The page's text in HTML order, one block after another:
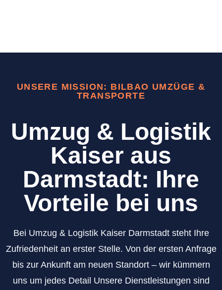
UNSERE MISSION: BILBAO UMZÜGE &
TRANSPORTE
Umzug & Logistik
Kaiser aus
Darmstadt: Ihre
Vorteile bei uns
Bei Umzug & Logistik Kaiser Darmstadt steht Ihre
Zufriedenheit an erster Stelle. Von der ersten Anfrage
bis zur Ankunft am neuen Standort – wir kümmern
uns um jedes Detail Unsere Dienstleistungen sind